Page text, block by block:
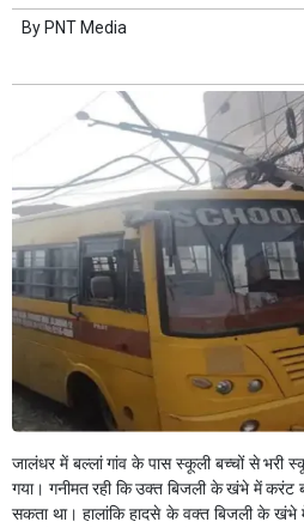
By PNT Media
जालंधर में बल्लां गांव के पास स्कूली बच्चों से भरी
गया। गनीमत रही कि उक्त बिजली के खंभे में करंट
सकता था। हालांकि हादसे के वक्त बिजली के खंभे